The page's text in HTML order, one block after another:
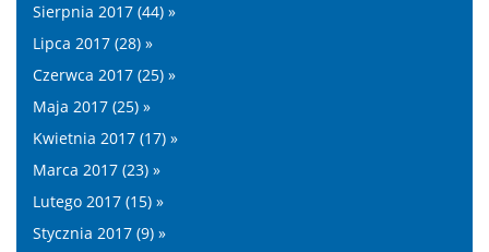
Sierpnia 2017 (44) »
Lipca 2017 (28) »
Czerwca 2017 (25) »
Maja 2017 (25) »
Kwietnia 2017 (17) »
Marca 2017 (23) »
Lutego 2017 (15) »
Stycznia 2017 (9) »